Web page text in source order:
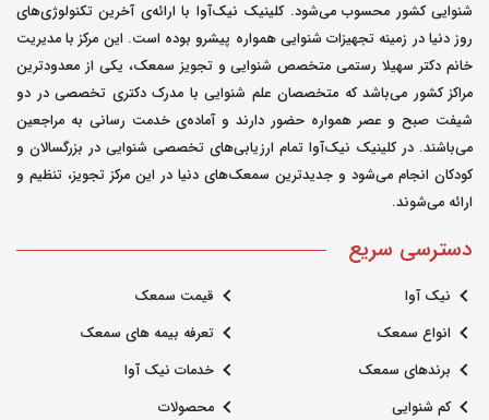
شنوایی کشور محسوب می‌شود. کلینیک نیک‌آوا با ارائه‌ی آخرین تکنولوژی‌های
روز دنیا در زمینه تجهیزات شنوایی همواره پیشرو بوده است. این مرکز با مدیریت
خانم دکتر سهیلا رستمی متخصص شنوایی و تجویز سمعک، یکی از معدودترین
مراکز کشور می‌باشد که متخصصان علم شنوایی با مدرک دکتری تخصصی در دو
شیفت صبح و عصر همواره حضور دارند و آماده‌ی خدمت رسانی به مراجعین
می‌باشند. در کلینیک نیک‌آوا تمام ارزیابی‌های تخصصی شنوایی در بزرگسالان و
کودکان انجام می‌شود و جدیدترین سمعک‌های دنیا در این مرکز تجویز، تنظیم و
ارائه می‌شوند.
دسترسی سریع
نیک آوا
انواع سمعک
برندهای سمعک
کم شنوایی
قیمت سمعک
تعرفه بیمه های سمعک
خدمات نیک آوا
محصولات